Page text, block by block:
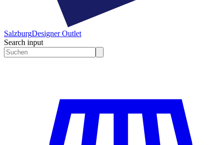
SalzburgDesigner Outlet
Search input